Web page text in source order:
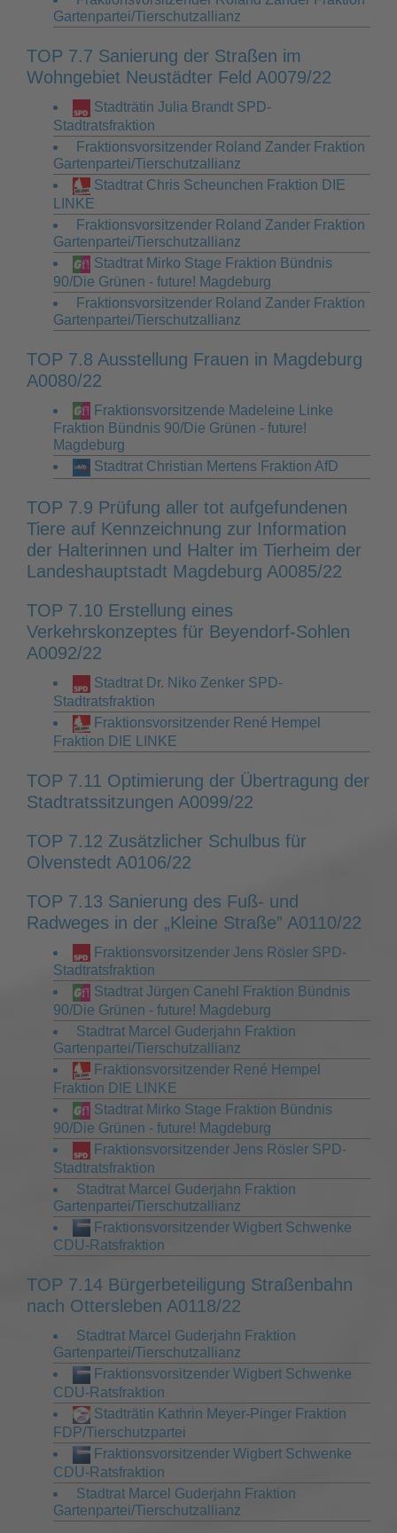
Gartenpartei/Tierschutzallianz
TOP 7.7 Sanierung der Straßen im
Wohngebiet Neustädter Feld A0079/22
Stadträtin Julia Brandt SPD-
Stadtratsfraktion
Fraktionsvorsitzender Roland Zander Fraktion
Gartenpartei/Tierschutzallianz
Stadtrat Chris Scheunchen Fraktion DIE
LINKE
Fraktionsvorsitzender Roland Zander Fraktion
Gartenpartei/Tierschutzallianz
Stadtrat Mirko Stage Fraktion Bündnis
90/Die Grünen - future! Magdeburg
Fraktionsvorsitzender Roland Zander Fraktion
Gartenpartei/Tierschutzallianz
TOP 7.8 Ausstellung Frauen in Magdeburg
A0080/22
Fraktionsvorsitzende Madeleine Linke
Fraktion Bündnis 90/Die Grünen - future!
Magdeburg
Stadtrat Christian Mertens Fraktion AfD
TOP 7.9 Prüfung aller tot aufgefundenen
Tiere auf Kennzeichnung zur Information
der Halterinnen und Halter im Tierheim der
Landeshauptstadt Magdeburg A0085/22
TOP 7.10 Erstellung eines
Verkehrskonzeptes für Beyendorf-Sohlen
A0092/22
Stadtrat Dr. Niko Zenker SPD-
Stadtratsfraktion
Fraktionsvorsitzender René Hempel
Fraktion DIE LINKE
TOP 7.11 Optimierung der Übertragung der
Stadtratssitzungen A0099/22
TOP 7.12 Zusätzlicher Schulbus für
Olvenstedt A0106/22
TOP 7.13 Sanierung des Fuß- und
Radweges in der „Kleine Straße” A0110/22
Fraktionsvorsitzender Jens Rösler SPD-
Stadtratsfraktion
Stadtrat Jürgen Canehl Fraktion Bündnis
90/Die Grünen - future! Magdeburg
Stadtrat Marcel Guderjahn Fraktion
Gartenpartei/Tierschutzallianz
Fraktionsvorsitzender René Hempel
Fraktion DIE LINKE
Stadtrat Mirko Stage Fraktion Bündnis
90/Die Grünen - future! Magdeburg
Fraktionsvorsitzender Jens Rösler SPD-
Stadtratsfraktion
Stadtrat Marcel Guderjahn Fraktion
Gartenpartei/Tierschutzallianz
Fraktionsvorsitzender Wigbert Schwenke
CDU-Ratsfraktion
TOP 7.14 Bürgerbeteiligung Straßenbahn
nach Ottersleben A0118/22
Stadtrat Marcel Guderjahn Fraktion
Gartenpartei/Tierschutzallianz
Fraktionsvorsitzender Wigbert Schwenke
CDU-Ratsfraktion
Stadträtin Kathrin Meyer-Pinger Fraktion
FDP/Tierschutzpartei
Fraktionsvorsitzender Wigbert Schwenke
CDU-Ratsfraktion
Stadtrat Marcel Guderjahn Fraktion
Gartenpartei/Tierschutzallianz